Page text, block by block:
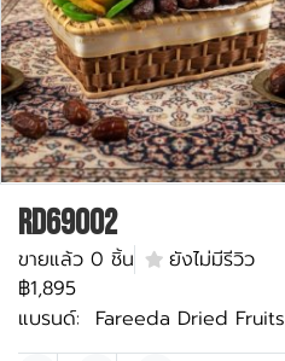
RD69002
ขายแล้ว 0 ชิ้น
ยังไม่มีรีวิว
฿1,895
แบรนด์:
Fareeda Dried Fruits